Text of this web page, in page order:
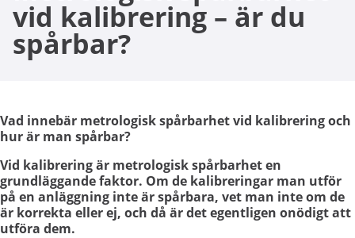
vid kalibrering – är du
spårbar?
Vad innebär metrologisk spårbarhet vid kalibrering och
hur är man spårbar?
Vid kalibrering är metrologisk spårbarhet en
grundläggande faktor. Om de kalibreringar man utför
på en anläggning inte är spårbara, vet man inte om de
är korrekta eller ej, och då är det egentligen onödigt att
utföra dem.